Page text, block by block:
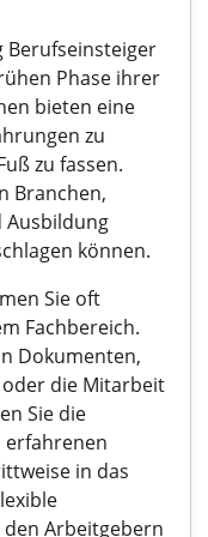
Berufseinsteiger
Phase ihrer
bieten eine
zu
zu fassen.
Branchen,
Ausbildung
können.
Sie oft
Fachbereich.
Dokumenten,
die Mitarbeit
Sie die
erfahrenen
in das
Arbeitgebern